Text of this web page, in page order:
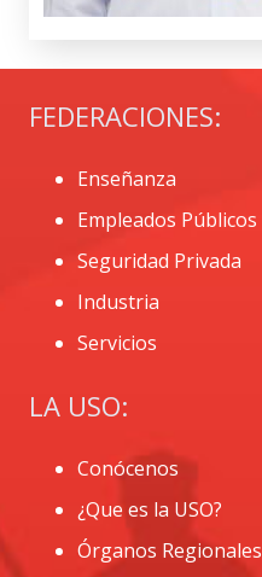
FEDERACIONES:
Enseñanza
Empleados Públicos
Seguridad Privada
Industria
Servicios
LA USO:
Conócenos
¿Que es la USO?
Órganos Regionales